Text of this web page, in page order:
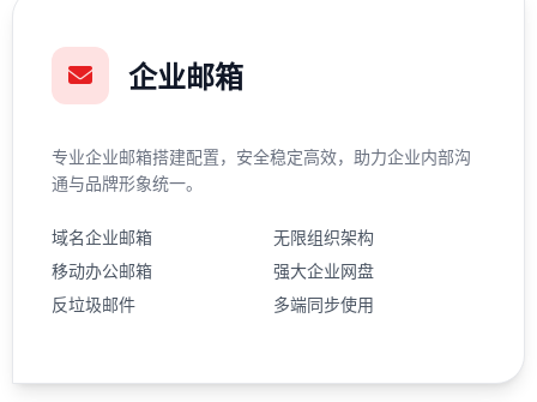
企业邮箱
专业企业邮箱搭建配置，安全稳定高效，助力企业内部沟
通与品牌形象统一。
域名企业邮箱
无限组织架构
移动办公邮箱
强大企业网盘
反垃圾邮件
多端同步使用